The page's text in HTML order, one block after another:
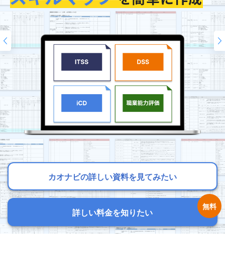
カオナビの詳しい資料を見てみたい
詳しい料金を知りたい
カオナビの詳しい資料を見てみたい
詳しい料金を知りたい
カオナビの詳しい資料を見てみたい
詳しい料金を知りたい